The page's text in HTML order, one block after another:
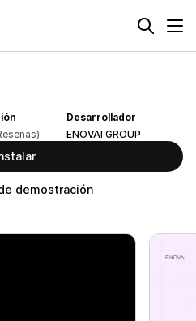
Desarrollador
ENOVAI GROUP
demostración